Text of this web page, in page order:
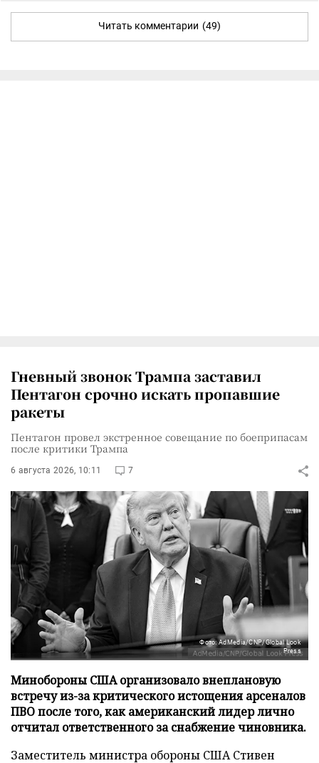
Читать комментарии (49)
Гневный звонок Трампа заставил
Пентагон срочно искать пропавшие
ракеты
Пентагон провел экстренное совещание по боеприпасам
после критики Трампа
6 августа 2026, 10:11 7
Фото: AdMedia/CNP/Global Look
Press
Минобороны США организовало внеплановую
встречу из-за критического истощения арсеналов
ПВО после того, как американский лидер лично
отчитал ответственного за снабжение чиновника.
Заместитель министра обороны США Стивен